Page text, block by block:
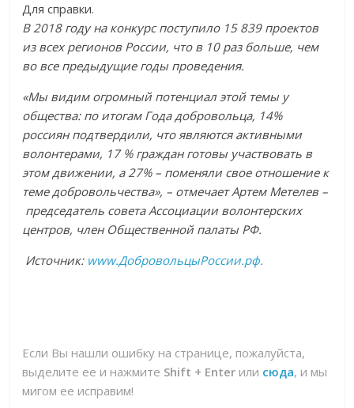
Для справки.
В 2018 году на конкурс поступило 15 839 проектов
из всех регионов России, что в 10 раз больше, чем
во все предыдущие годы проведения.
«Мы видим огромный потенциал этой темы у
общества: по итогам Года добровольца, 14%
россиян подтвердили, что являются активными
волонтерами, 17 % граждан готовы участвовать в
этом движении, а 27% – поменяли свое отношение к
теме добровольчества», – отмечает Артем Метелев –
председатель совета Ассоциации волонтерских
центров, член Общественной палаты РФ.
Источник: www.ДобровольцыРоссии.рф.
Если Вы нашли ошибку на странице, пожалуйста,
выделите ее и нажмите Shift + Enter или сюда, и мы
мигом ее исправим!